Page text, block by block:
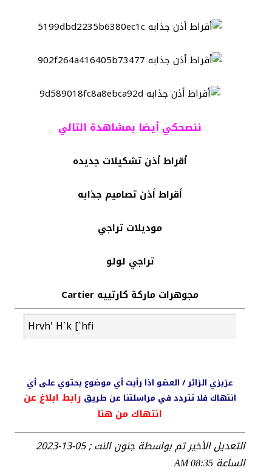
ننصحكي أيضا بمشاهدة التالي
أقراط أذن تشكيلات جديده
أقراط أذن تصاميم جذابه
موديلات تراجي
تراجي لولو
مجوهرات ماركة كارتييه Cartier
Hrvh' H`k [`hfi
عزيزي الزائر / العضو اذا رأيت أي موضوع يحتوي على أي
انتهاك فلا تتردد في مراسلتنا عن طريق رابط ابلاغ عن
انتهاك من هنا
التعديل الأخير تم بواسطة جنون النت ; 05-13-2023
الساعة 08:35 AM